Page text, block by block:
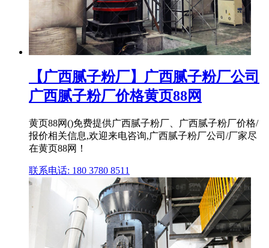
【广西腻子粉厂】广西腻子粉厂公司
广西腻子粉厂价格黄页88网
黄页88网()免费提供广西腻子粉厂、广西腻子粉厂价格/
报价相关信息,欢迎来电咨询,广西腻子粉厂公司/厂家尽
在黄页88网！
联系电话: 180 3780 8511